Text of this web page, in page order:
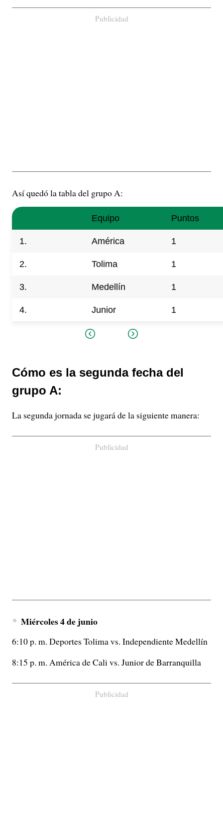
Publicidad
Así quedó la tabla del grupo A:
Equipo Puntos
1. América 1
2. Tolima 1
3. Medellín 1
4. Junior 1
Cómo es la segunda fecha del
grupo A:
La segunda jornada se jugará de la siguiente manera:
Publicidad
Miércoles 4 de junio
6:10 p. m. Deportes Tolima vs. Independiente Medellín
8:15 p. m. América de Cali vs. Junior de Barranquilla
Publicidad